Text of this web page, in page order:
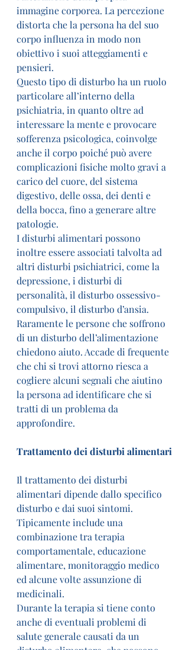
immagine corporea. La percezione
distorta che la persona ha del suo
corpo influenza in modo non
obiettivo i suoi atteggiamenti e
pensieri.
Questo tipo di disturbo ha un ruolo
particolare all’interno della
psichiatria, in quanto oltre ad
interessare la mente e provocare
sofferenza psicologica, coinvolge
anche il corpo poiché può avere
complicazioni fisiche molto gravi a
carico del cuore, del sistema
digestivo, delle ossa, dei denti e
della bocca, fino a generare altre
patologie.
I disturbi alimentari possono
inoltre essere associati talvolta ad
altri disturbi psichiatrici, come la
depressione, i disturbi di
personalità, il disturbo ossessivo-
compulsivo, il disturbo d’ansia.
Raramente le persone che soffrono
di un disturbo dell’alimentazione
chiedono aiuto. Accade di frequente
che chi si trovi attorno riesca a
cogliere alcuni segnali che aiutino
la persona ad identificare che si
tratti di un problema da
approfondire.
Trattamento dei disturbi alimentari
Il trattamento dei disturbi
alimentari dipende dallo specifico
disturbo e dai suoi sintomi.
Tipicamente include una
combinazione tra terapia
comportamentale, educazione
alimentare, monitoraggio medico
ed alcune volte assunzione di
medicinali.
Durante la terapia si tiene conto
anche di eventuali problemi di
salute generale causati da un